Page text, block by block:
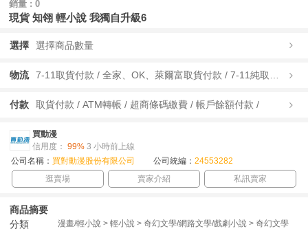
銷量 : 0
現貨 知翎 輕小說 我獨自升級6
選擇 選擇商品數量
物流
付款 取貨付款 / ATM轉帳 / 超商條碼繳費 / 帳戶餘額付款 /
買動漫
信用度： 99% 3 小時前上線
公司名稱： 買對動漫股份有限公司 公司統編： 24553282
逛賣場
賣家介紹 私訊賣家
商品摘要
分類
漫畫/輕小說 > 輕小說 > 奇幻文學/網路文學/戲劇小說 > 奇幻文學